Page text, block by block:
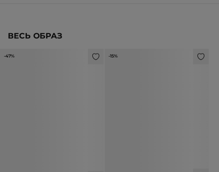
ВЕСЬ ОБРАЗ
-47% -15%